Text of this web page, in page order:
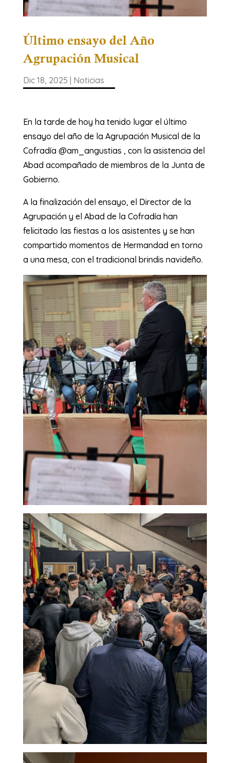
Último ensayo del Año
Agrupación Musical
Dic 18, 2025 Noticias
En la tarde de hoy ha tenido lugar el último
ensayo del año de la Agrupación Musical de la
Cofradía @am_angustias , con la asistencia del
Abad acompañado de miembros de la Junta de
Gobierno.
A la finalización del ensayo, el Director de la
Agrupación y el Abad de la Cofradía han
felicitado las fiestas a los asistentes y se han
compartido momentos de Hermandad en torno
a una mesa, con el tradicional brindis navideño.